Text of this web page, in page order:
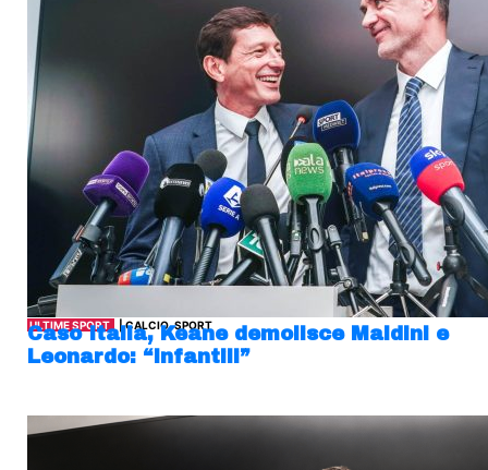
ULTIME SPORT | CALCIO, SPORT
Caso Italia, Keane demolisce Maldini e
Leonardo: “Infantili”